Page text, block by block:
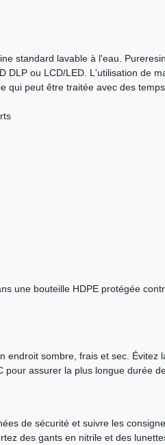
standard lavable à l'eau.
DLP ou LCD/LED. L'utilisation de
qui peut être traitée avec des
une bouteille HDPE protégée
endroit sombre, frais et sec. Évitez
pour assurer la plus longue durée
de sécurité et suivre les
des gants en nitrile et des